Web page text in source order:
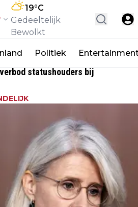
19°C
Gedeeltelijk
Bewolkt
Politiek
statushouders bij